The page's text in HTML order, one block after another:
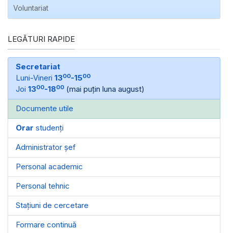
Voluntariat
LEGĂTURI RAPIDE
Secretariat
Luni-Vineri 1300-1500
Joi 1300-1800 (mai puțin luna august)
Documente utile
Orar studenți
Administrator șef
Personal academic
Personal tehnic
Stațiuni de cercetare
Formare continuă